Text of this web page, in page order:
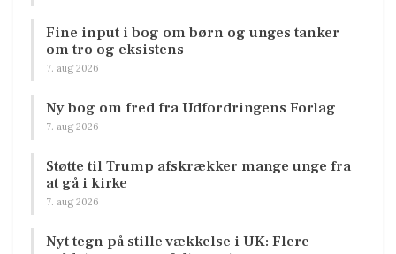
Fine input i bog om børn og unges tanker
om tro og eksistens
7. aug 2026
Ny bog om fred fra Udfordringens Forlag
7. aug 2026
Støtte til Trump afskrækker mange unge fra
at gå i kirke
7. aug 2026
Nyt tegn på stille vækkelse i UK: Flere